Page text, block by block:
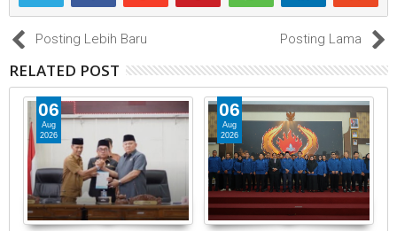
Posting Lebih Baru Posting Lama
RELATED POST
06
Aug
2026
06
Aug
2026